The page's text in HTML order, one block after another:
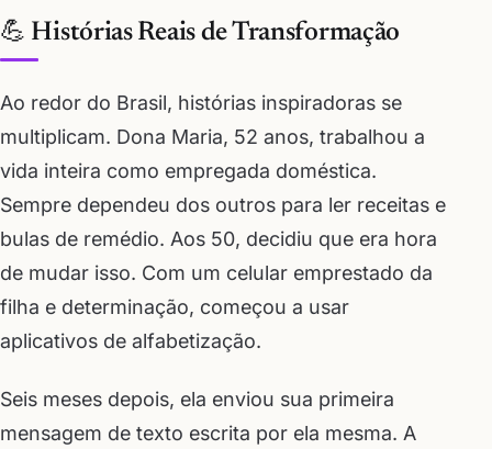
💪 Histórias Reais de Transformação
Ao redor do Brasil, histórias inspiradoras se
multiplicam. Dona Maria, 52 anos, trabalhou a
vida inteira como empregada doméstica.
Sempre dependeu dos outros para ler receitas e
bulas de remédio. Aos 50, decidiu que era hora
de mudar isso. Com um celular emprestado da
filha e determinação, começou a usar
aplicativos de alfabetização.
Seis meses depois, ela enviou sua primeira
mensagem de texto escrita por ela mesma. A